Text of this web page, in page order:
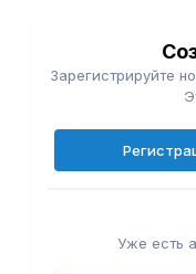
Зарегистрируйте
Уже есть